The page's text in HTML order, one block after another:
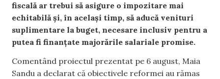
fiscală ar trebui să asigure o impozitare mai
echitabilă și, în același timp, să aducă venituri
suplimentare la buget, necesare inclusiv pentru a
putea fi finanțate majorările salariale promise.
Comentând proiectul prezentat pe 6 august, Maia
Sandu a declarat că obiectivele reformei au rămas